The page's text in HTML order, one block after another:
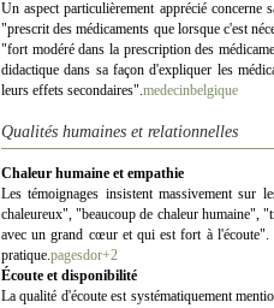
Un aspect particulièrement apprécié concerne
"prescrit des médicaments que lorsque c'est
"fort modéré dans la prescription des
didactique dans sa façon d'expliquer les
leurs effets secondaires". medecinbelgique
Qualités humaines et relationnelles
Chaleur humaine et empathie
Les témoignages insistent massivement sur
chaleureux", "beaucoup de chaleur humaine",
avec un grand cœur et qui est fort à l'écoute".
pratique. pagesdor+2
Écoute et disponibilité
La qualité d'écoute est systématiquement